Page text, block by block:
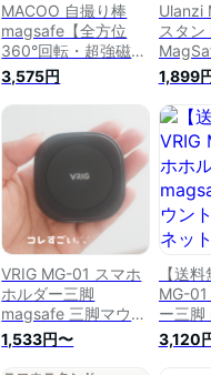
MACOO 自撮り棒
magsafe【全方位
360°回転・超強磁
力】スマホスタンド
三脚 スマホ 磁気リ
ング付き じどり棒
iphone&android対応
携帯スタンド 折りた
たみ式 最大130cmま
で 磁気マグネット式
コンパクト 軽量
selfie stick 1/4ネジ
内蔵 カメラ用三脚
遠隔リモコン
3,575円
Ulanzi
スタン
ホルダ
ット 超
ミ製 超
み式 多
可能
1/4" ネ
ト 持
ム用ス
iPhone
13 12
Plus/
自撮り
1,899
VRIG MG-01 スマホ
ホルダー三脚
magsafe 三脚マウン
ト 磁気マグネット式
1/4インチネジ穴 超
1,533円〜
【送
MG-
ー三
脚マウ
ネット
3,120